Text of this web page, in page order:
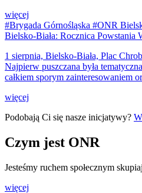
więcej
#Brygada Górnośląska #ONR
Bielsko-Biała: Rocznica Powstania
1 sierpnia, Bielsko-Biała, Plac
Najpierw puszczana była
całkiem sporym
więcej
Podobają Ci się nasze inicjatywy?
Czym jest ONR
Jesteśmy ruchem społecznym
więcej